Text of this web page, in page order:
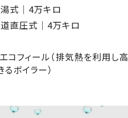
式│4万キロ
直圧式│4万キロ
フィール（排気熱を利用し高
ボイラー）